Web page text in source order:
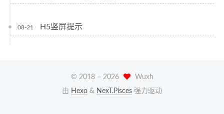
08-21 H5竖屏提示
© 2018 – 2026
Wuxh
由 Hexo & NexT.Pisces 强力驱动